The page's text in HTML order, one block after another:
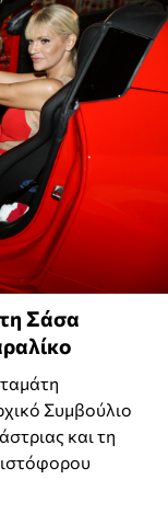
Σάσα
Συμβούλιο
και τη